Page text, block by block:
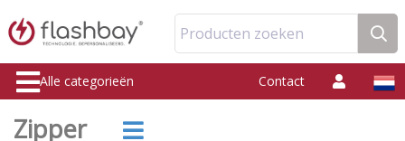
Producten zoeken
Alle categorieën Contact
Zipper